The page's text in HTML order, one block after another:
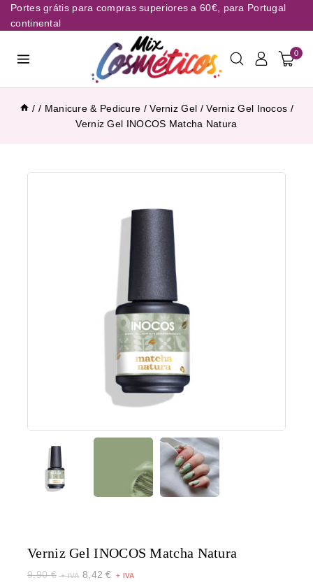
Portes grátis para compras superiores a 60€, para Portugal
continental
0
/ / Manicure & Pedicure / Verniz Gel / Verniz Gel Inocos /
Verniz Gel INOCOS Matcha Natura
Verniz Gel INOCOS Matcha Natura
9,90€ 8,42€